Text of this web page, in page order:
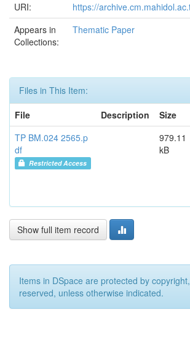
URI:
https://
Appears in
Collections:
Thematic Paper
Files in This Item:
File
Description Size
TP BM.024 2565.p
df
Restricted Access
979.11
kB
Show full item record
Items in DSpace are protected by
reserved, unless otherwise indicated.